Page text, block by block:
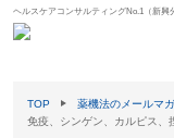
ヘルスケアコンサルティングNo.1（新興
TOP
薬機法のメールマ
免疫、シンゲン、カルピス